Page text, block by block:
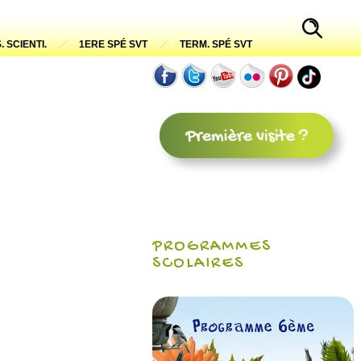
SCIENTI. 1ERE SPÉ SVT TERM. SPÉ SVT
PROGRAMMES
SCOLAIRES